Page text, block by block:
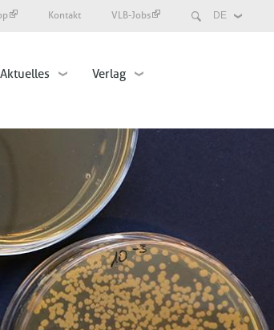
Select
Search
Kontakt VLB-Jobs
Aktuelles Verlag